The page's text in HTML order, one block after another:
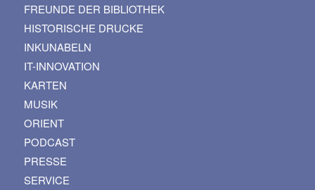
FREUNDE DER BIBLIOTHEK
HISTORISCHE DRUCKE
INKUNABELN
IT-INNOVATION
KARTEN
MUSIK
ORIENT
PODCAST
PRESSE
SERVICE